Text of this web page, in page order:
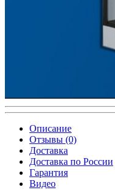
Описание
Отзывы (0)
Доставка
Доставка по России
Гарантия
Видео